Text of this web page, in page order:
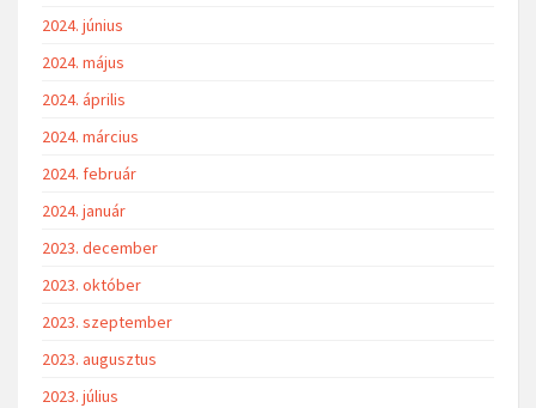
2024. június
2024. május
2024. április
2024. március
2024. február
2024. január
2023. december
2023. október
2023. szeptember
2023. augusztus
2023. július